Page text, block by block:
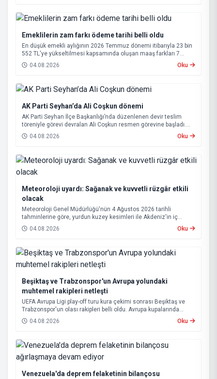
Emeklilerin zam farkı ödeme tarihi belli oldu
En düşük emekli aylığının 2026 Temmuz dönemi itibarıyla 23 bin
552 TL'ye yükseltilmesi kapsamında oluşan maaş farkları 7
Ağustos 2026 tarihinde hesaplara yatırılacak.
04.08.2026 Oku
AK Parti Seyhan’da Ali Coşkun dönemi
AK Parti Seyhan İlçe Başkanlığı’nda düzenlenen devir teslim
töreniyle görevi devralan Ali Coşkun resmen görevine başladı.
Hizmet vurgusu yapan Coşkun, “AK Partili olmak, bu ülkenin her
metrekaresine sevdalı olmaktır” dedi.
04.08.2026 Oku
Meteoroloji uyardı: Sağanak ve kuvvetli rüzgâr etkili
olacak
Meteoroloji Genel Müdürlüğü'nün 4 Ağustos 2026 tarihli
tahminlerine göre, yurdun kuzey kesimleri ile Akdeniz'in iç
bölgelerinde yer yer sağanak ve gök gürültülü sağanak yağış
bekleniyor.
04.08.2026 Oku
Beşiktaş ve Trabzonspor'un Avrupa yolundaki
muhtemel rakipleri netleşti
UEFA Avrupa Ligi play-off turu kura çekimi sonrası Beşiktaş ve
Trabzonspor'un olası rakipleri belli oldu. Avrupa kupalarında
yoluna devam eden Beşiktaş ve Trabzonspor, grup aşamasına
kalabilmek için kritik eşleşmelerle karşı karşıya gelecek.
04.08.2026 Oku
Venezuela'da deprem felaketinin bilançosu